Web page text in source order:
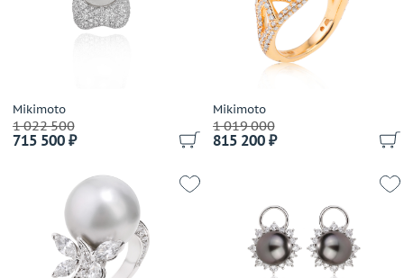
Avakian
Balocchi Preziosi
Belle Bague (GIM)
Bellini
Bernhard H.Mayer
Bersani
Bertapelle&Carlesso
Bibigi
Biko
Выбрано: всё
Теги
Mikimoto
1 022 500
715 500 ₽
Mikimoto
1 019 000
815 200 ₽